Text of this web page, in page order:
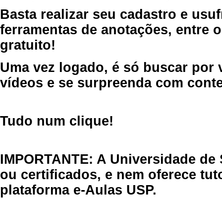
Basta realizar seu cadastro e
ferramentas de anotações, entre
gratuito!
Uma vez logado, é só buscar por
vídeos e se surpreenda com
Tudo num clique!
IMPORTANTE: A Universidade
ou certificados, e nem oferece
plataforma e-Aulas USP.